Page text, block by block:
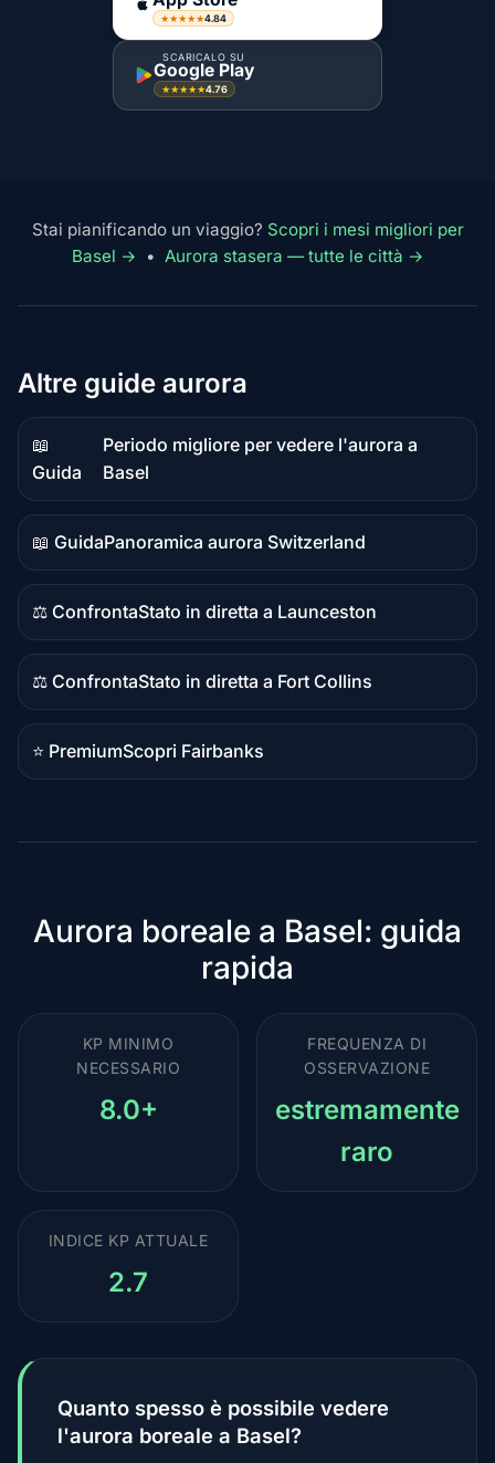
★★★★★4.84
SCARICALO SU
Google Play
★★★★★4.76
Stai pianificando un viaggio? Scopri i mesi migliori per
Basel →
• Aurora stasera — tutte le città →
Altre guide aurora
📖
Guida
Contenuto
guida
Periodo migliore per vedere l'aurora a
Basel
📖 Guida
Contenuto
guida
Panoramica aurora Switzerland
⚖️ Confronta
Contenuto
confronto
Stato in diretta a Launceston
⚖️ Confronta
Contenuto
confronto
Stato in diretta a Fort Collins
⭐ Premium
Destinazione
Scopri Fairbanks
Aurora boreale a Basel: guida
rapida
KP MINIMO
NECESSARIO
8.0+
FREQUENZA DI
OSSERVAZIONE
estremamente
raro
INDICE KP ATTUALE
2.7
Quanto spesso è possibile vedere
l'aurora boreale a Basel?